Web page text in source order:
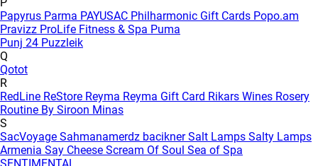
Papyrus Parma PAYUSAC Philharmonic Gift Cards Popo.am
Pravizz ProLife Fitness & Spa Puma
Punj 24 Puzzleik
Q
Qotot
R
RedLine ReStore Reyma Reyma Gift Card Rikars Wines Rosery
Routine By Siroon Minas
S
SacVoyage Sahmanamerdz baciknerSalt Lamps Salty Lamps
Armenia Say Cheese Scream Of Soul Sea of Spa